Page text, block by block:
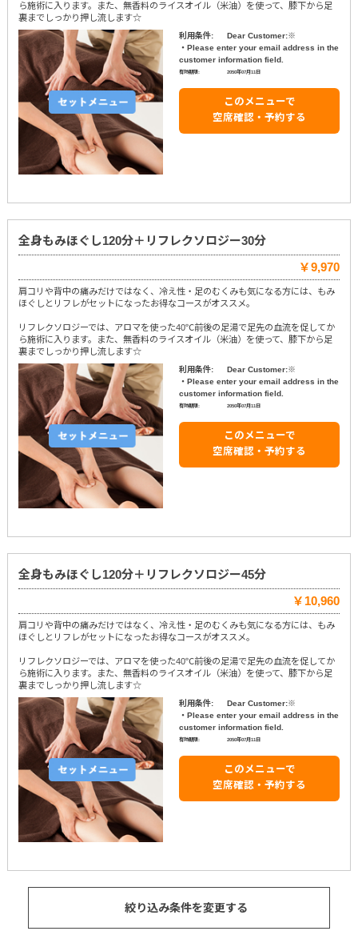
ら施術に入ります。また、無香料のライスオイル（米油）を使って、膝下から足
裏までしっかり押し流します☆
利用条件:
Dear Customer:※
・Please enter your email address in the
customer information field.
有効期限: 2050年07月11日
このメニューで
空席確認・予約する
全身もみほぐし120分＋リフレクソロジー30分
￥9,970
肩コリや背中の痛みだけではなく、冷え性・足のむくみも気になる方には、もみ
ほぐしとリフレがセットになったお得なコースがオススメ。
リフレクソロジーでは、アロマを使った40℃前後の足湯で足先の血流を促してか
ら施術に入ります。また、無香料のライスオイル（米油）を使って、膝下から足
裏までしっかり押し流します☆
利用条件:
Dear Customer:※
・Please enter your email address in the
customer information field.
有効期限: 2050年07月11日
このメニューで
空席確認・予約する
全身もみほぐし120分＋リフレクソロジー45分
￥10,960
肩コリや背中の痛みだけではなく、冷え性・足のむくみも気になる方には、もみ
ほぐしとリフレがセットになったお得なコースがオススメ。
リフレクソロジーでは、アロマを使った40℃前後の足湯で足先の血流を促してか
ら施術に入ります。また、無香料のライスオイル（米油）を使って、膝下から足
裏までしっかり押し流します☆
利用条件:
Dear Customer:※
・Please enter your email address in the
customer information field.
有効期限: 2050年07月11日
このメニューで
空席確認・予約する
絞り込み条件を変更する